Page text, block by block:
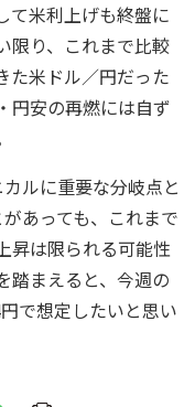
て米利上げも終盤に
限り、これまで比較
た米ドル／円だった
円安の再燃には自ず
ルに重要な分岐点と
あっても、これまで
昇は限られる可能性
踏まえると、今週の
で想定したいと思い